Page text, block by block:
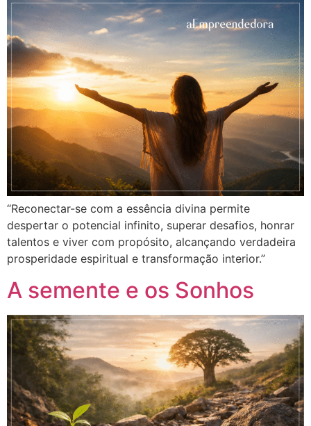
“Reconectar-se com a essência divina permite
despertar o potencial infinito, superar desafios, honrar
talentos e viver com propósito, alcançando verdadeira
prosperidade espiritual e transformação interior.”
A semente e os Sonhos